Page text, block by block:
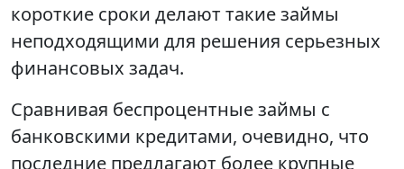
короткие сроки делают такие займы
неподходящими для решения серьезных
финансовых задач.
Сравнивая беспроцентные займы с
банковскими кредитами, очевидно, что
последние предлагают более крупные